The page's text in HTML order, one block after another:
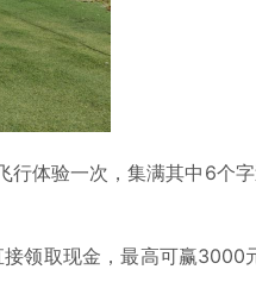
体验一次，集满其中6个
领取现金，最高可赢3000